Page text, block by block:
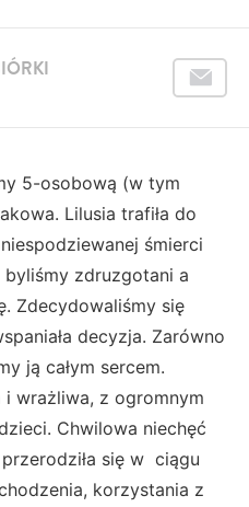
5-osobową (w tym
Lilusia trafiła do
śmierci
byliśmy zdruzgotani a
Zdecydowaliśmy się
decyzja. Zarówno
ją całym sercem.
i wrażliwa, z ogromnym
Chwilowa niechęć
się w ciągu
korzystania z